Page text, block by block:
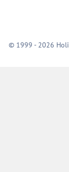
© 1999 - 2026